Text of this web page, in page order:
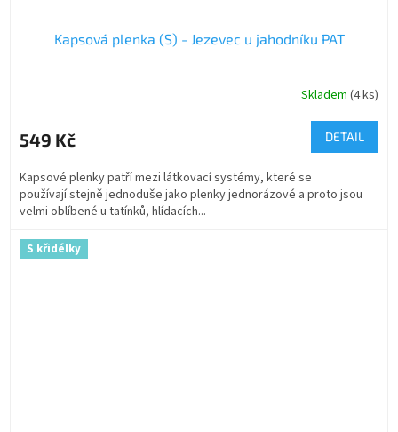
Kapsová plenka (S) - Jezevec u jahodníku PAT
Skladem (4 ks)
549 Kč DETAIL
Kapsové plenky patří mezi látkovací systémy, které se
používají stejně jednoduše jako plenky jednorázové a proto jsou
velmi oblíbené u tatínků, hlídacích...
S křidélky